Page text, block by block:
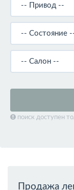
поиск доступен
Продажа